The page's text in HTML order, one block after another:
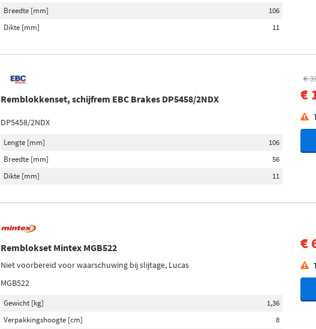
Breedte [mm]
106
Dikte [mm]
11
Remblokkenset, schijfrem EBC Brakes DP5458/2NDX
DP5458/2NDX
Lengte [mm]
106
Breedte [mm]
56
Dikte [mm]
11
€
€
Remblokset Mintex MGB522
Niet voorbereid voor waarschuwing bij slijtage, Lucas
MGB522
Gewicht [kg]
1,36
Verpakkingshoogte [cm]
8
€